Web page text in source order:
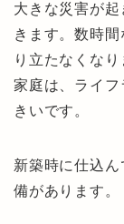
大きな災害が
きます。数時
り立たなくな
家庭は、ライ
きいです。
新築時に仕込
備があります。